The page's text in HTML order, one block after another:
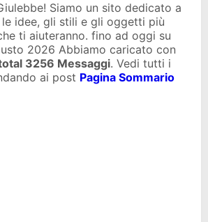
Siamo un sito dedicato a
idee, gli stili e gli oggetti più
ti aiuteranno. fino ad oggi su
2026 Abbiamo caricato con
3256 Messaggi. Vedi tutti i
ai post Pagina Sommario